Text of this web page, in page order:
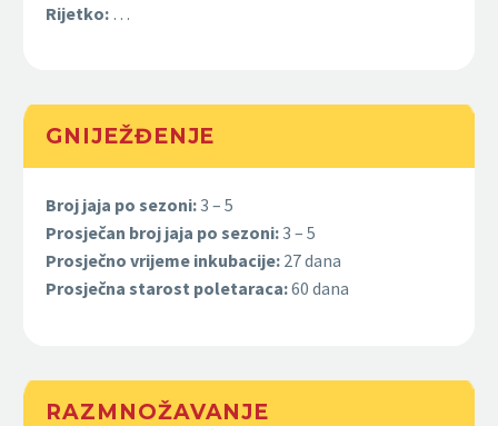
Rijetko: …
GNIJEŽĐENJE
Broj jaja po sezoni:3 – 5
Prosječan broj jaja po sezoni:3 – 5
Prosječno vrijeme inkubacije: 27 dana
Prosječna starost poletaraca:60 dana
RAZMNOŽAVANJE